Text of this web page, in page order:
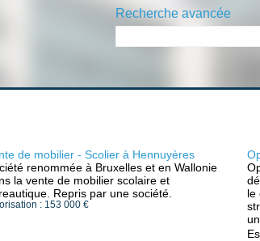
Recherche avancée
de mobilier - Scolier à Hennuyères
renommée à Bruxelles et en Wallonie
la vente de mobilier scolaire et
Repris par une société.
: 153 000 €
le